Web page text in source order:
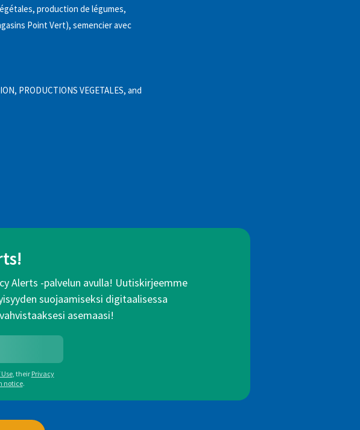
production de légumes,
Point Vert), semencier avec
PRODUCTIONS VEGETALES, and
Alerts -palvelun avulla! Uutiskirjeemme
suojaamiseksi digitaalisessa
asemaasi!
, their Privacy
notice.